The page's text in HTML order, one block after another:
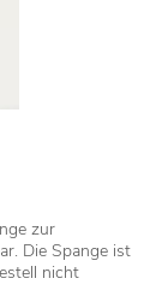
zur
Die Spange ist
nicht